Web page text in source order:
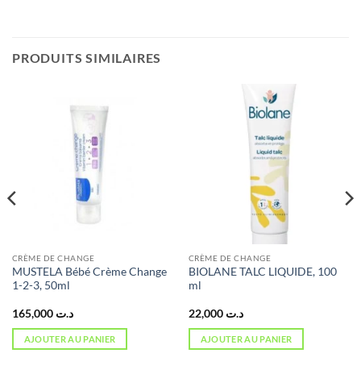
PRODUITS SIMILAIRES
CRÈME DE CHANGE
MUSTELA Bébé Crème Change
1-2-3, 50ml
د.ت 165,000
AJOUTER AU PANIER
CRÈME DE CHANGE
BIOLANE TALC LIQUIDE, 100
ml
د.ت 22,000
AJOUTER AU PANIER